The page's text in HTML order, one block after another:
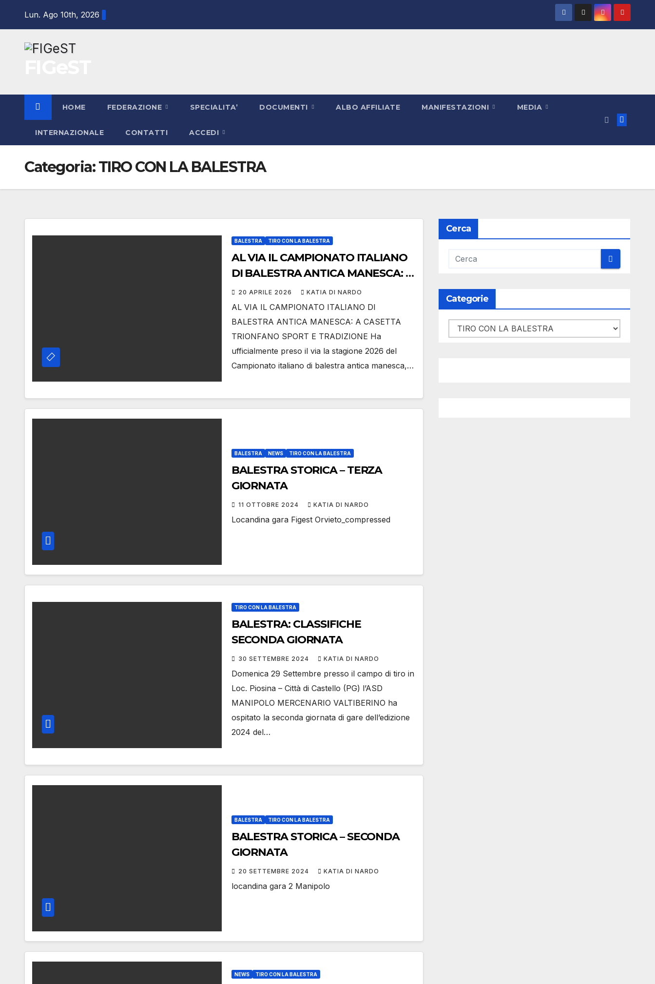
Lun. Ago 10th, 2026
HOME FEDERAZIONE SPECIALITA’ DOCUMENTI ALBO AFFILIATE MANIFESTAZIONI MEDIA
INTERNAZIONALE CONTATTI ACCEDI
Categoria:TIRO CON LA BALESTRA
BALESTRA TIRO CON LA BALESTRA
AL VIA IL CAMPIONATO ITALIANO
DI BALESTRA ANTICA MANESCA: A
CASETTA TRIONFANO SPORT E
TRADIZIONE
20 APRILE 2026 KATIA DI NARDO
AL VIA IL CAMPIONATO ITALIANO DI
BALESTRA ANTICA MANESCA: A CASETTA
TRIONFANO SPORT E TRADIZIONE Ha
ufficialmente preso il via la stagione 2026 del
Campionato italiano di balestra antica manesca,…
BALESTRA NEWS TIRO CON LA BALESTRA
BALESTRA STORICA – TERZA
GIORNATA
11 OTTOBRE 2024 KATIA DI NARDO
Locandina gara Figest Orvieto_compressed
TIRO CON LA BALESTRA
BALESTRA: CLASSIFICHE
SECONDA GIORNATA
30 SETTEMBRE 2024 KATIA DI NARDO
Domenica 29 Settembre presso il campo di tiro in
Loc. Piosina – Città di Castello (PG) l’ASD
MANIPOLO MERCENARIO VALTIBERINO ha
ospitato la seconda giornata di gare dell’edizione
2024 del…
BALESTRA TIRO CON LA BALESTRA
BALESTRA STORICA – SECONDA
GIORNATA
20 SETTEMBRE 2024 KATIA DI NARDO
locandina gara 2 Manipolo
NEWS TIRO CON LA BALESTRA
Cerca
Categorie
Categorie